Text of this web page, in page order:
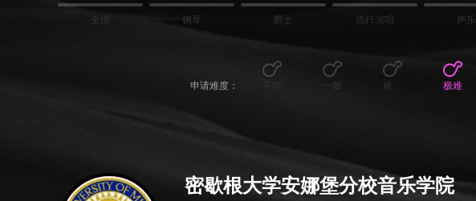
全部 钢琴 爵士 流行演唱 声乐
申请难度： 一般 难 极难
密歇根大学安娜堡分校音乐学院